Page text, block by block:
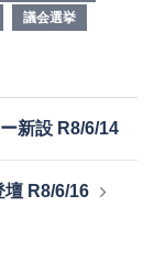
議会選挙
新設 R8/6/14
壇 R8/6/16